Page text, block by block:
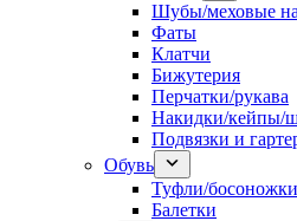
Шубы/меховые
Фаты
Клатчи
Бижутерия
Перчатки/рукава
Накидки/кейпы/
Подвязки и
Обувь
Туфли/босоножки
Балетки